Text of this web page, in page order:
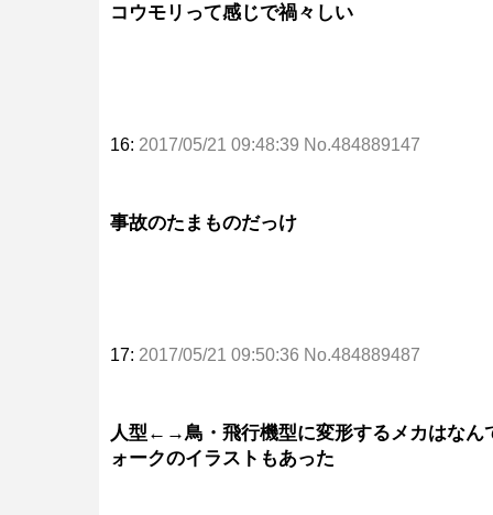
コウモリって感じで禍々しい
16: 2017/05/21 09:48:39 No.484889147
事故のたまものだっけ
17: 2017/05/21 09:50:36 No.484889487
人型←→鳥・飛行機型に変形するメカはなん
ォークのイラストもあった